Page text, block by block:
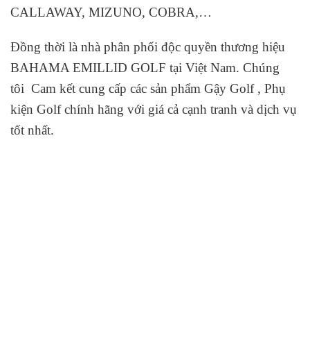
CALLAWAY, MIZUNO, COBRA,…
Đồng thời là nhà phân phối độc quyền thương hiệu
BAHAMA EMILLID GOLF tại Việt Nam. Chúng
tôi Cam kết cung cấp các sản phẩm Gậy Golf , Phụ
kiện Golf chính hãng với giá cả cạnh tranh và dịch vụ
tốt nhất.